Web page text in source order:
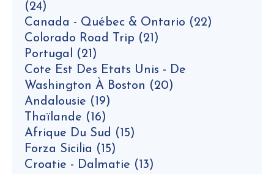
(24)
Canada - Québec & Ontario (22)
Colorado Road Trip (21)
Portugal (21)
Cote Est Des Etats Unis - De
Washington À Boston (20)
Andalousie (19)
Thaïlande (16)
Afrique Du Sud (15)
Forza Sicilia (15)
Croatie - Dalmatie (13)